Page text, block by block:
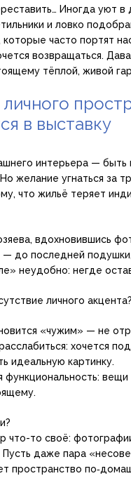
Иногда уют
и ловко
которые часто портят
возвращаться.
тёплой, живой
в выставку
интерьера —
желание угнаться за
что жильё теряет
вдохновившись
до последней
неудобно: негде
личного акцента?
«чужим» — не
хочется
идеальную картинку.
функциональность:
что-то своё:
Пусть даже пара
пространство